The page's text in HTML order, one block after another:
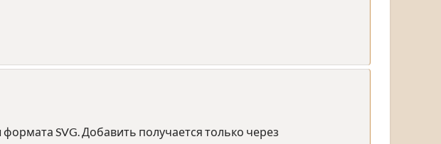
SVG. Добавить получается только через